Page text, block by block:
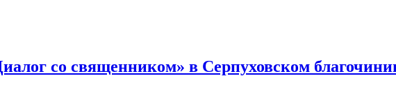
со священником» в Серпуховском